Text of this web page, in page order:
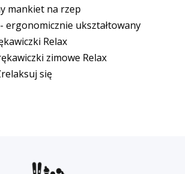
mankiet na rzep
ergonomicznie ukształtowany
Relax
zimowe Relax
się